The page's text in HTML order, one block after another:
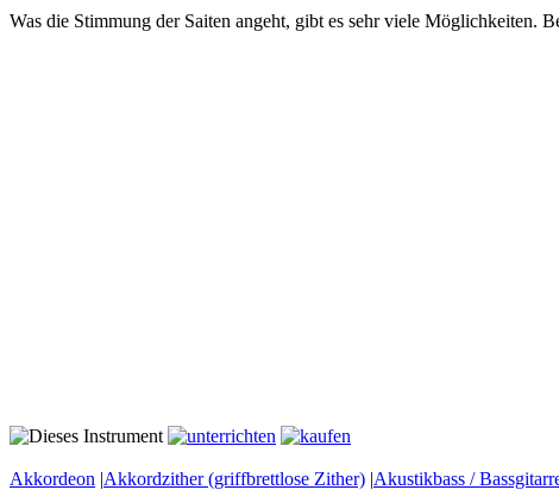
Was die Stimmung der Saiten angeht, gibt es sehr viele Möglichkeiten.
Akkordeon |Akkordzither (griffbrettlose Zither) |Akustikbass /